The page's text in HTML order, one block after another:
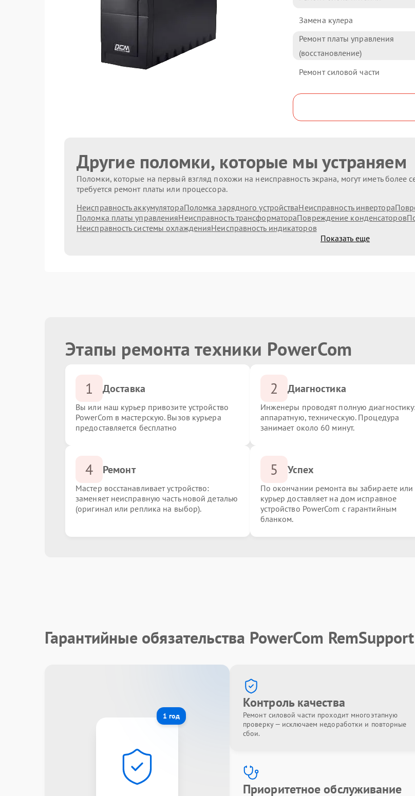
Замена кулера
Ремонт платы управления
(восстановление)
Ремонт силовой части
Другие поломки, которые мы устраняем
Поломки, которые на первый взгляд похожи на неисправность экрана, могут иметь
требуется ремонт платы или процессора.
Неисправность аккумулятораПоломка зарядного устройстваНеисправность инвертора
Поломка платы управленияНеисправность трансформатораПовреждение конденсаторов
Неисправность системы охлажденияНеисправность индикаторов
Показать еще
Этапы ремонта техники PowerCom
1 Доставка
Вы или наш курьер привозите устройство
PowerCom в мастерскую. Вызов курьера
предоставляется бесплатно
2 Диагностика
Инженеры проводят полную
аппаратную, техническую. Процедура
занимает около 60 минут.
4 Ремонт
Мастер восстанавливает устройство:
заменяет неисправную часть новой деталью
(оригинал или реплика на выбор).
5 Успех
По окончании ремонта вы забираете или
курьер доставляет на дом исправное
устройство PowerCom с гарантийным
бланком.
Гарантийные обязательства PowerCom RemSupport
1 год
Контроль качества
Ремонт силовой части проходит многоэтапную
проверку — исключаем недоработки и повторные
сбои.
Приоритетное обслуживание